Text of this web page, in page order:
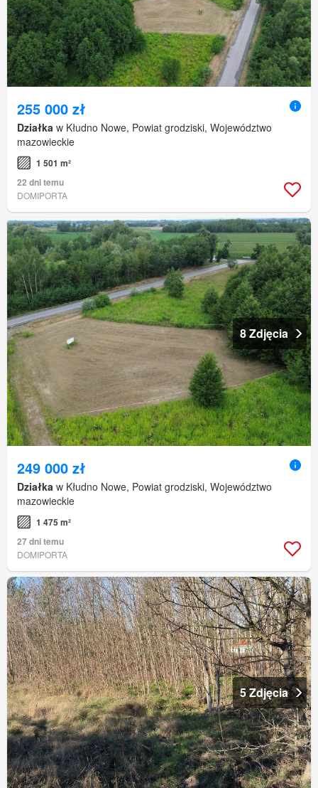
255 000 zł
Działka w Kłudno Nowe, Powiat grodziski, Województwo
mazowieckie
1 501 m²
22 dni temu
DOMIPORTA
8 Zdjęcia
249 000 zł
Działka w Kłudno Nowe, Powiat grodziski, Województwo
mazowieckie
1 475 m²
27 dni temu
DOMIPORTA
5 Zdjęcia